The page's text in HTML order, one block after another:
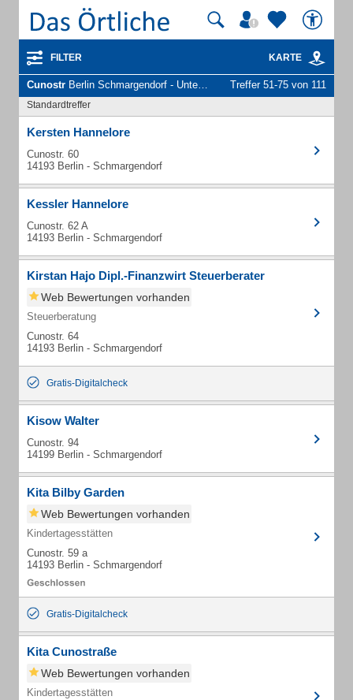
FILTER KARTE
Cunostr Berlin Schmargendorf - Unternehmen und Personen Treffer 51-75 von 111
Standardtreffer
Kersten Hannelore
Cunostr. 60
14193 Berlin - Schmargendorf
Kessler Hannelore
Cunostr. 62 A
14193 Berlin - Schmargendorf
Kirstan Hajo Dipl.-Finanzwirt Steuerberater
Web Bewertungen vorhanden
Steuerberatung
Cunostr. 64
14193 Berlin - Schmargendorf
Gratis-Digitalcheck
Kisow Walter
Cunostr. 94
14199 Berlin - Schmargendorf
Kita Bilby Garden
Web Bewertungen vorhanden
Kindertagesstätten
Cunostr. 59 a
14193 Berlin - Schmargendorf
Gratis-Digitalcheck
Kita Cunostraße
Web Bewertungen vorhanden
Kindertagesstätten